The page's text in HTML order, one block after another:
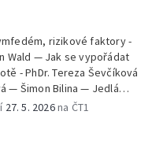
s Michalem Žákem
rizikové faktory -
Wald — Jak se vypořádat
- PhDr. Tereza Ševčíková
— Šimon Bilina — Jedlá
— Kulturní tipy
27. 5. 2026na ČT1